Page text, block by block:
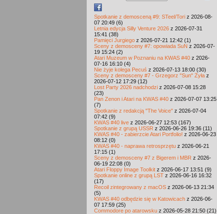
Spotkanie z demosceną #9: STeel/Tori z 2026-08-
07 20:49 (6)
Letnia edycja Silly Venture 2026 z 2026-07-31
15:41 (38)
Pamięci Jurgiego z 2026-07-21 12:42 (1)
Sceny z demosceny #7: opowiada SuN z 2026-07-
19 15:24 (2)
Atari Muzeum w Poznaniu na KWAS #40 z 2026-
07-16 16:10 (4)
Nie żyje kolega Pecuś z 2026-07-13 18:00 (30)
Sceny z demosceny #7 - Grzegorz "Sun" Żyła z
2026-07-12 17:29 (12)
Lost Party 2026 nadchodzi z 2026-07-08 15:28
(23)
Pan Zenon i Atari na KWAS #40 z 2026-07-07 13:25
(7)
Spotkanie z redakcją "The Voice" z 2026-07-04
07:42 (9)
KWAS #40 live z 2026-06-27 12:53 (167)
Spotkanie z grupą USSR z 2026-06-26 19:36 (11)
KWAS #40 - zabierzcie Atari Portfolio! z 2026-06-23
08:12 (0)
KWAS #40 - naprawa retrosprzętu z 2026-06-21
17:15 (1)
Sceny z demosceny #7 z Bigerem i MBR z 2026-
06-19 22:08 (0)
Atari Floppy Image Toolkit z 2026-06-17 13:51 (9)
Spotkanie online z grupą LST z 2026-06-16 16:32
(17)
Recoil zintegrowany z macOS z 2026-06-13 21:34
(5)
KWAS #40 odbędzie się w Katowicach z 2026-06-
07 17:59 (25)
Commodore po atarowsku z 2026-05-28 21:50 (21)